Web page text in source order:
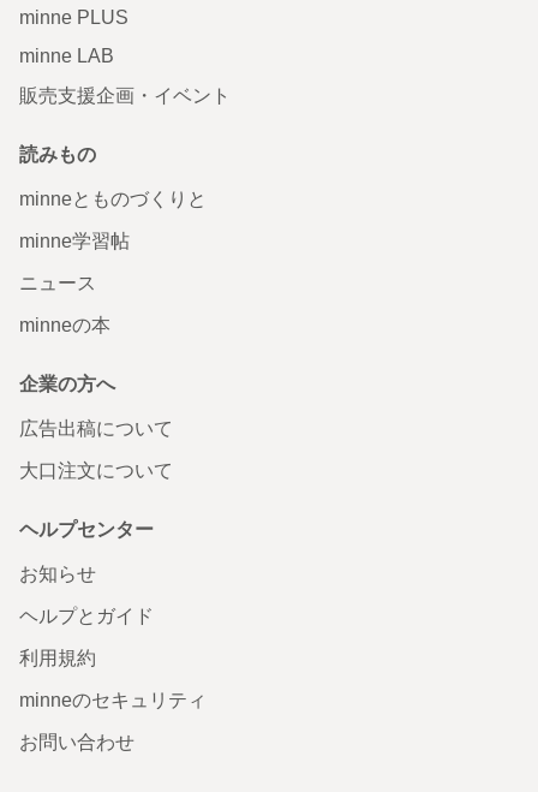
minne PLUS
minne LAB
販売支援企画・イベント
読みもの
minneとものづくりと
minne学習帖
ニュース
minneの本
企業の方へ
広告出稿について
大口注文について
ヘルプセンター
お知らせ
ヘルプとガイド
利用規約
minneのセキュリティ
お問い合わせ